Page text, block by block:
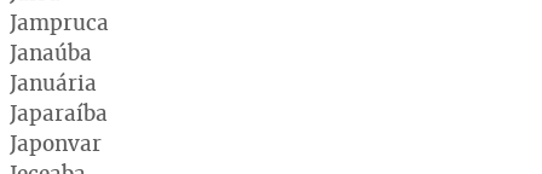
Jampruca
Janaúba
Januária
Japaraíba
Japonvar